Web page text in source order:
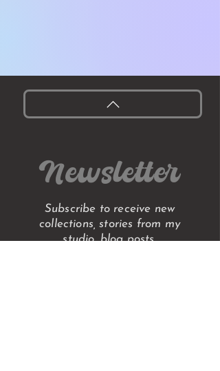
Newsletter
Subscribe to receive new
collections, stories from my
studio, blog posts,